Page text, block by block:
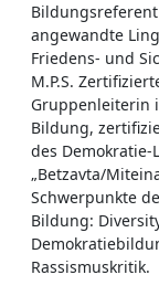
angewandte
Friedens- und
M.P.S.
Gruppenleiterin
Bildung,
des
„Betzavta/
Schwerpunkte
Bildung:
Rassismuskritik.